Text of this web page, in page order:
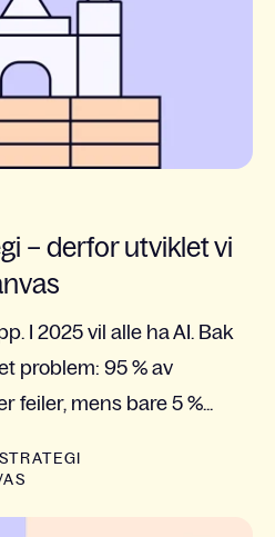
– derfor utviklet vi
I 2025 vil alle ha AI. Bak
problem: 95 % av
feiler, mens bare 5 %...